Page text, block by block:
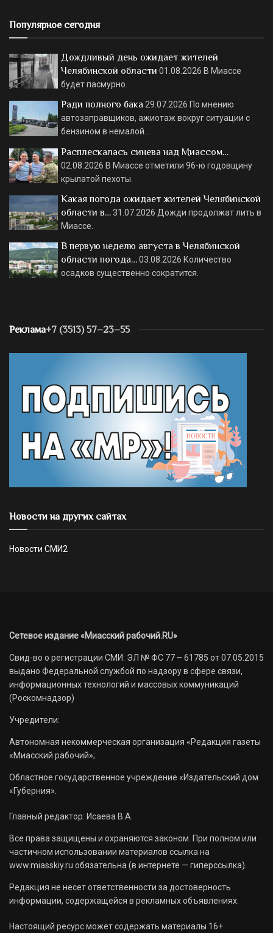
Популярное сегодня
Дождливый день ожидает жителей
Челябинской области 01.08.2026 В Миассе
будет пасмурно.
Ради полного бака 29.07.2026 По мнению
автозаправщиков, ажиотаж вокруг ситуации с
бензином в немалой…
Расплескалась синева над Миассом…
02.08.2026 В Миассе отметили 96-ю годовщину
крылатой пехоты.
Какая погода ожидает жителей Челябинской
области в…31.07.2026 Дожди продолжат лить в
Миассе.
В первую неделю августа в Челябинской
области погода…03.08.2026 Количество
осадков существенно сократится.
Реклама+7 (3513) 57–23–55
Новости на других сайтах
Новости СМИ2
Сетевое издание «Миасский рабочий.RU»
Свид-во о регистрации СМИ: ЭЛ № ФС 77 – 61785 от 07.05.2015
выдано Федеральной службой по надзору в сфере связи,
информационных технологий и массовых коммуникаций
(Роскомнадзор)
Учредители:
Автономная некоммерческая организация «Редакция газеты
«Миасский рабочий»;
Областное государственное учреждение «Издательский дом
«Губерния».
Главный редактор: Исаева В.А.
Все права защищены и охраняются законом. При полном или
частичном использовании материалов ссылка на
www.miasskiy.ru обязательна (в интернете — гиперссылка).
Редакция не несет ответственности за достоверность
информации, содержащейся в рекламных объявлениях.
Настоящий ресурс может содержать материалы 16+